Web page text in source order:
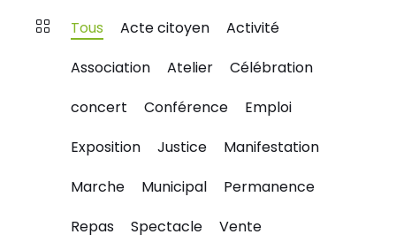
Tous Acte citoyen
Activité
Association
Atelier
Célébration
concert
Conférence
Emploi
Exposition
Justice
Manifestation
Marche
Municipal
Permanence
Repas
Spectacle Vente